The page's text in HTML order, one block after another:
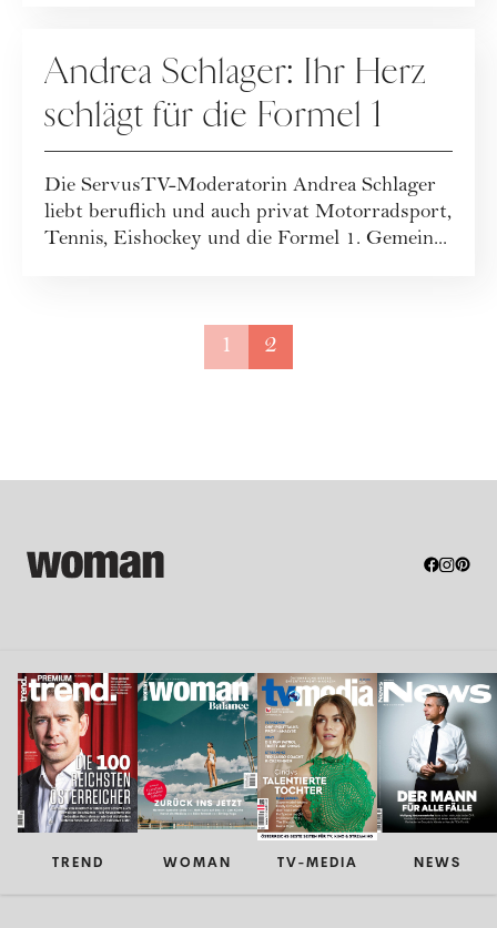
Andrea Schlager: Ihr Herz
schlägt für die Formel 1
Die ServusTV-Moderatorin Andrea Schlager
liebt beruflich und auch privat Motorradsport,
Tennis, Eishockey und die Formel 1. Gemein...
1 2
TREND WOMAN TV-MEDIA NEWS